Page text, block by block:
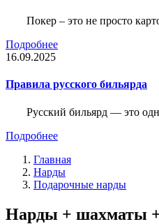
Покер – это не просто
Подробнее
16.09.2025
Правила русского бильярда
Русский бильярд — это
Подробнее
Главная
Нарды
Подарочные нарды
Нарды + шахматы +